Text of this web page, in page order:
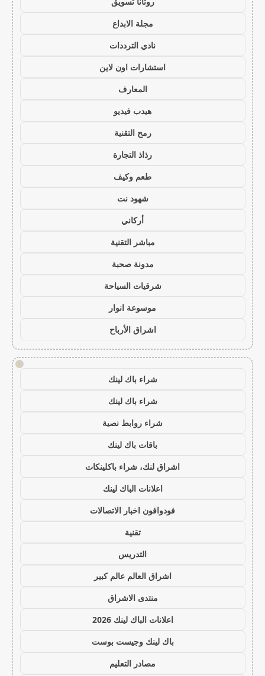
مجلة الابداع
نادي الترددات
استشارات اون لاين
المعارف
هيدب فيديو
رمح التقنية
رذاذ التجارة
طعم وكيف
شهود نت
أركاني
مباشر التقنية
مدونة صحبة
شرقيات السياحة
موسوعة انوار
اشراق الأرباح
!
شراء باك لينك
شراء باك لينك
شراء روابط نصية
باقات باك لينك
اشراق لنك، شراء باكلينكات
اعلانات الباك لينك
فودوافون اخبار الاتصالات
تقنية
التدريس
اشراق العالم عالم كبير
منتدى الاشراق
اعلانات الباك لينك 2026
باك لينك وجيست بوست
مصادر التعليم